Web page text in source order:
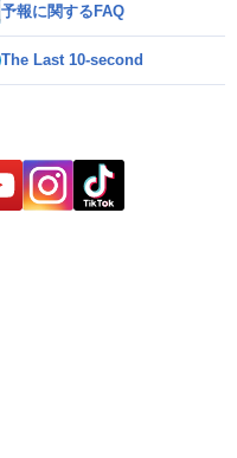
予報に関するFAQ
The Last 10-second